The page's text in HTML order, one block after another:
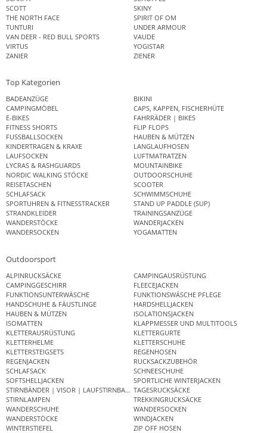
SCOTT
SKINY
THE NORTH FACE
SPIRIT OF OM
TUNTURI
UNDER ARMOUR
VAN DEER - RED BULL SPORTS
VAUDE
VIRTUS
YOGISTAR
ZANIER
ZIENER
Top Kategorien
BADEANZÜGE
BIKINI
CAMPINGMÖBEL
CAPS, KAPPEN, FISCHERHÜTE
E-BIKES
FAHRRÄDER | BIKES
FITNESS SHORTS
FLIP FLOPS
FUSSBALLSOCKEN
HAUBEN & MÜTZEN
KINDERTRAGEN & KRAXE
LANGLAUFHOSEN
LAUFSOCKEN
LUFTMATRATZEN
LYCRAS & RASHGUARDS
MOUNTAINBIKE
NORDIC WALKING STÖCKE
OUTDOORSCHUHE
REISETASCHEN
SCOOTER
SCHLAFSACK
SCHWIMMSCHUHE
SPORTUHREN & FITNESSTRACKER
STAND UP PADDLE (SUP)
STRANDKLEIDER
TRAININGSANZÜGE
WANDERSTÖCKE
WANDERJACKEN
WANDERSOCKEN
YOGAMATTEN
Outdoorsport
ALPINRUCKSÄCKE
CAMPINGAUSRÜSTUNG
CAMPINGGESCHIRR
FLEECEJACKEN
FUNKTIONSUNTERWÄSCHE
FUNKTIONSWÄSCHE PFLEGE
HANDSCHUHE & FÄUSTLINGE
HARDSHELLJACKEN
HAUBEN & MÜTZEN
ISOLATIONSJACKEN
ISOMATTEN
KLAPPMESSER UND MULTITOOLS
KLETTERAUSRÜSTUNG
KLETTERGURTE
KLETTERHELME
KLETTERSCHUHE
KLETTERSTEIGSETS
REGENHOSEN
REGENJACKEN
RUCKSACKZUBEHÖR
SCHLAFSACK
SCHNEESCHUHE
SOFTSHELLJACKEN
SPORTLICHE WINTERJACKEN
STIRNBÄNDER | VISOR | LAUFSTIRNBANDTAGESRUCKSÄCKE
STIRNLAMPEN
TREKKINGRUCKSÄCKE
WANDERSCHUHE
WANDERSOCKEN
WANDERSTÖCKE
WINDJACKEN
WINTERSTIEFEL
ZIP OFF HOSEN